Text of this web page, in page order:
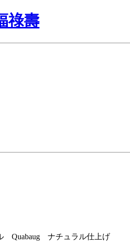
祿壽
ル Quabaug ナチュラル仕上げ
ッチ